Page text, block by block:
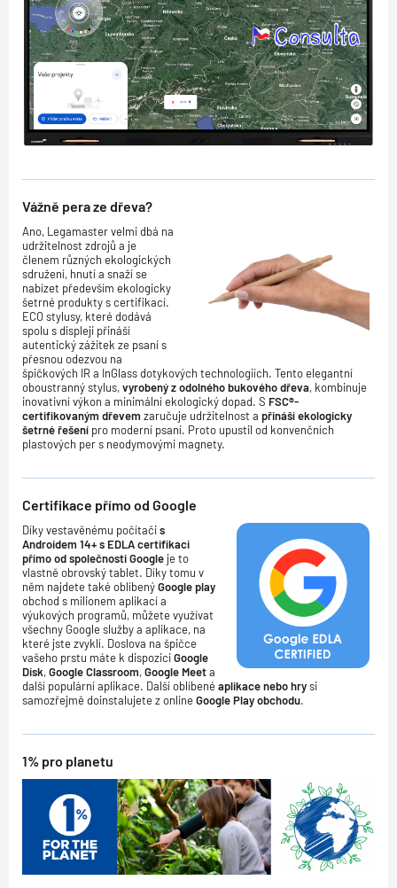
Vážně pera ze dřeva?
Ano, Legamaster velmi dbá na
udržitelnost zdrojů a je
členem různých ekologických
sdružení, hnutí a snaží se
nabízet především ekologicky
šetrné produkty s certifikací.
ECO stylusy, které dodává
spolu s displeji přináší
autentický zážitek ze psaní s
přesnou odezvou na
špičkových IR a InGlass dotykových technologiích. Tento elegantní
oboustranný stylus,vyrobený z odolného bukového dřeva, kombinuje
inovativní výkon a minimální ekologický dopad. S FSC®-
certifikovaným dřevem zaručuje udržitelnost a přináší ekologicky
šetrné řešení pro moderní psaní. Proto upustil od konvenčních
plastových per s neodymovými magnety.
Certifikace přímo od Google
Díky vestavěnému počítačis
Androidem 14+ s EDLA certifikaci
přímo od společnosti Google je to
vlastně obrovský tablet. Díky tomu v
něm najdete také oblíbenýGoogle play
obchod s milionem aplikací a
výukových programů, můžete využívat
všechny Google služby a aplikace, na
které jste zvyklí. Doslova na špičce
vašeho prstu máte k dispoziciGoogle
Disk,Google Classroom,Google Meeta
další populární aplikace. Další oblíbenéaplikace nebo hrysi
samozřejmě doinstalujete z onlineGoogle Play obchodu.
1% pro planetu